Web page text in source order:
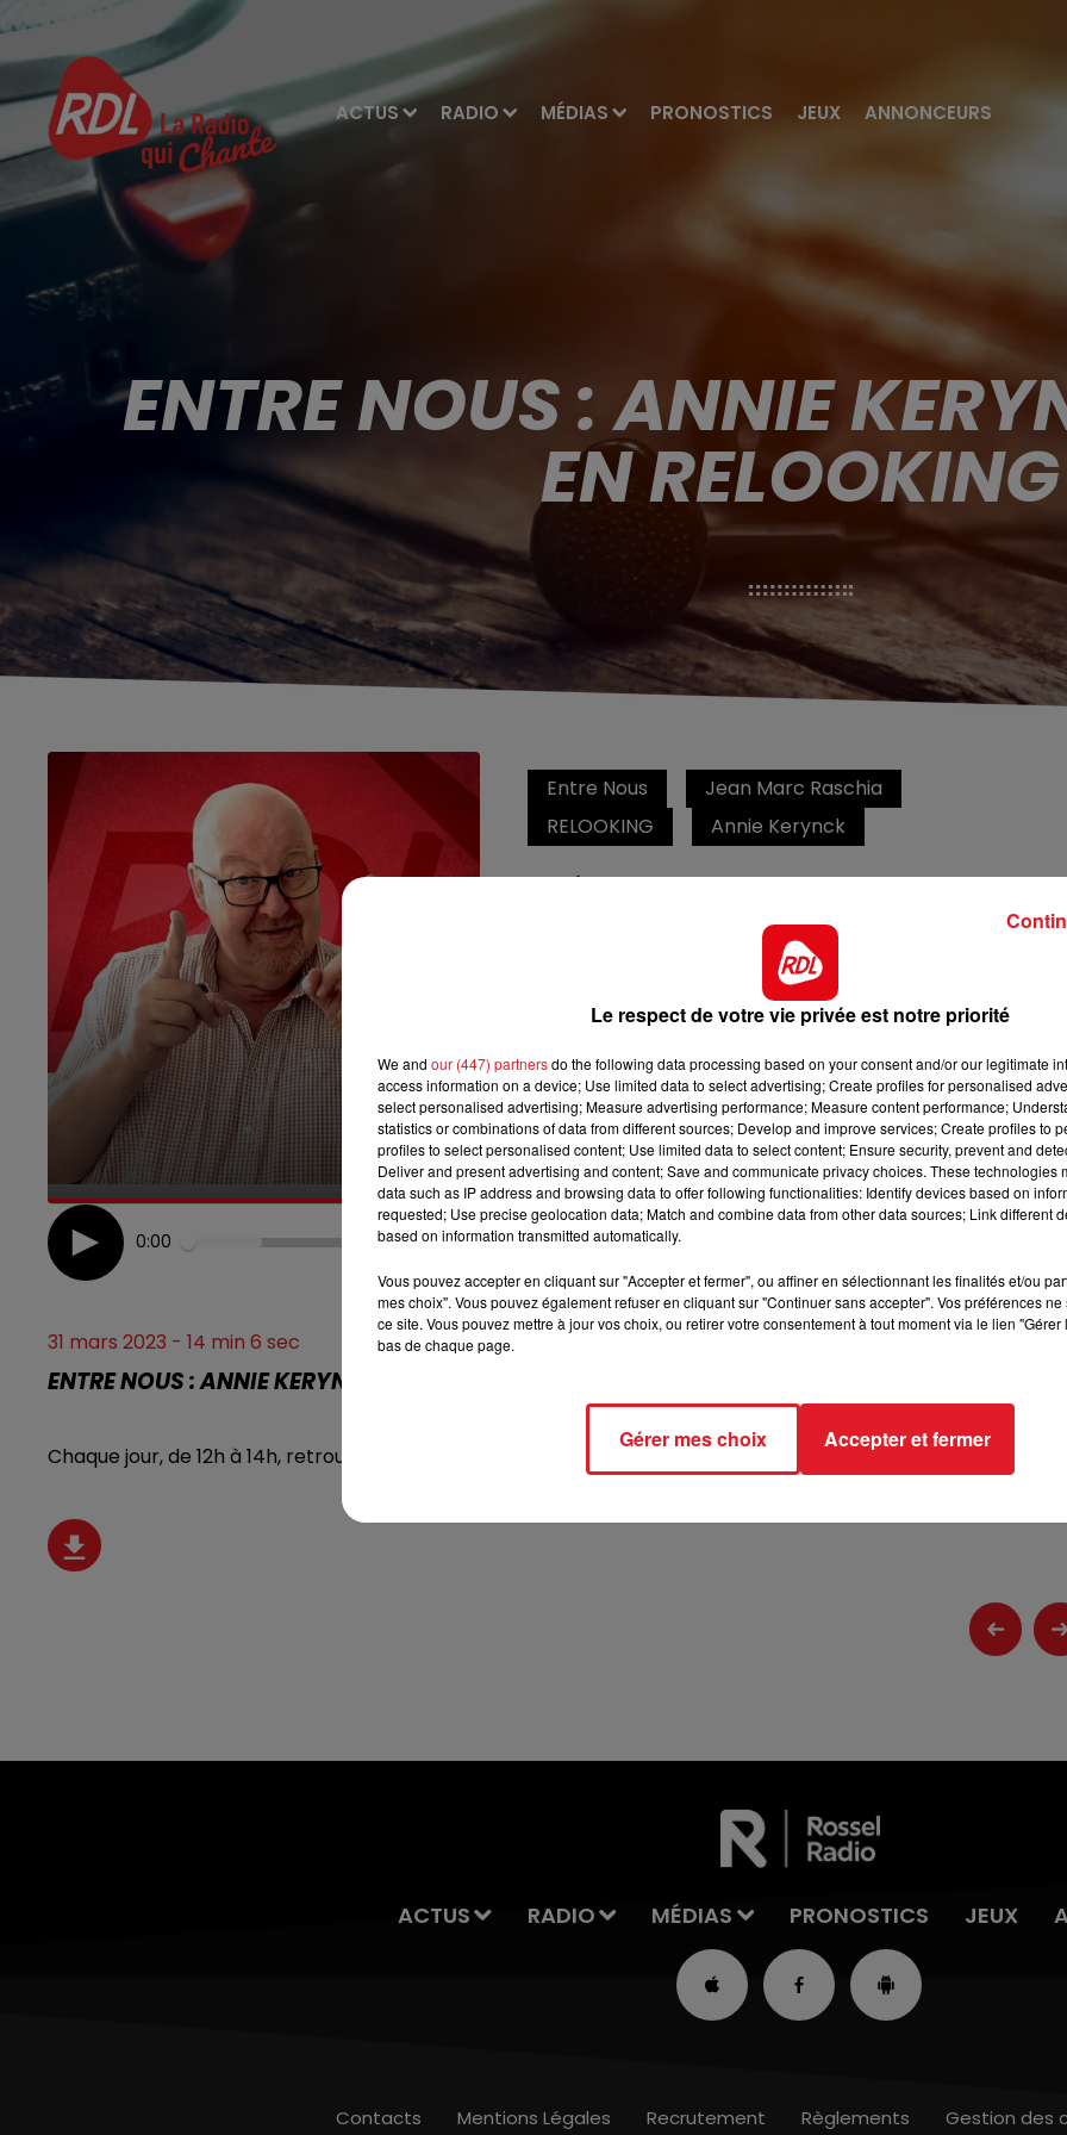
ACTUS RADIO MÉDIAS PRONOSTICS JEUX ANNONCEURS
7h00 - 10h00
DEBOUT C'EST L'HEURE
12h00 - 13h00
RDL & VOUS
ENTRE NOUS : ANNIE
EN RELOOKING
Entre Nous
Jean Marc Raschia
RELOOKING
Annie Kerynck
Hervé
Entre nous tous les jours de 12h a 14h
0:00
31 mars 2023 - 14 min 6 sec
ENTRE NOUS : ANNIE KERYNCK COACH EN RELOOKING
Chaque jour, de 12h à 14h, retrouvez Jean-Marc Rashia pour parler de tout… avec vous !
ACTUS RADIO MÉDIAS PRONOSTICS JEUX
Contacts Mentions Légales Recrutement Règlements Gestion des
Le respect de votre vie privée est notre priorité
We and our (447) partnersdo the following data processing based on your consent and/or our legitimate
access information on a device; Use limited data to select advertising; Create profiles for personalised
select personalised advertising; Measure advertising performance; Measure content performance;
statistics or combinations of data from different sources; Develop and improve services; Create profiles to
profiles to select personalised content; Use limited data to select content; Ensure security, prevent and
Deliver and present advertising and content; Save and communicate privacy choices. These technologies
data such as IP address and browsing data to offer following functionalities: Identify devices based on
requested; Use precise geolocation data; Match and combine data from other data sources; Link different
based on information transmitted automatically.
Vous pouvez accepter en cliquant sur "Accepter et fermer", ou affiner en sélectionnant les finalités et/ou
mes choix". Vous pouvez également refuser en cliquant sur "Continuer sans accepter". Vos préférences
ce site. Vous pouvez mettre à jour vos choix, ou retirer votre consentement à tout moment via le lien
bas de chaque page.
Gérer mes choix Accepter et fermer